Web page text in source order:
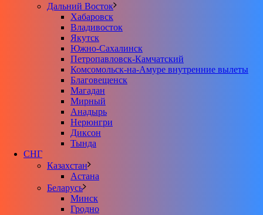
Дальний Восток
Хабаровск
Владивосток
Якутск
Южно-Сахалинск
Петропавловск-Камчатский
Комсомольск-на-Амуре внутренние вылеты
Благовещенск
Магадан
Мирный
Анадырь
Нерюнгри
Диксон
Тында
СНГ
Казахстан
Астана
Беларусь
Минск
Гродно